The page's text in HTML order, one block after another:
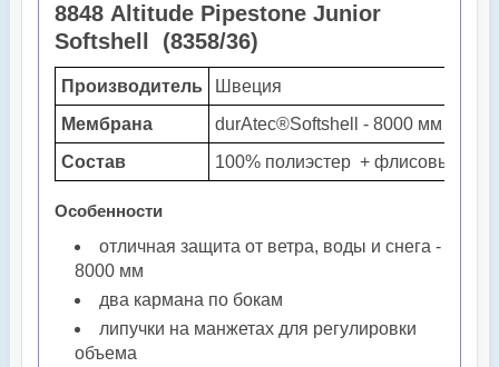
8848 Altitude Pipestone Junior
Softshell
(8358/36)
Производитель
Швеция
Мембрана
durAtec®Softshell - 8000 мм
Состав
100% полиэстер + флисовый
Особенности
отличная защита от ветра, воды и снега -
8000 мм
два кармана по бокам
липучки на манжетах для регулировки
объема